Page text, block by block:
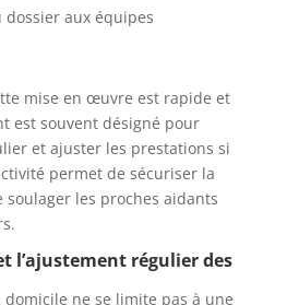
aux équipes
mise en œuvre est rapide et
est souvent désigné pour
et ajuster les prestations si
permet de sécuriser la
soulager les proches aidants
l’ajustement régulier des
domicile ne se limite pas à une